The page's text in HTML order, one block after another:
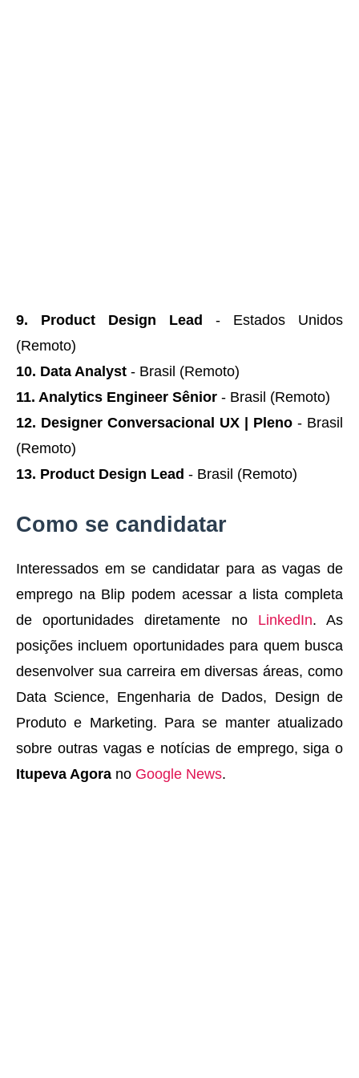
9. Product Design Lead
- Estados Unidos
(Remoto)
10. Data Analyst - Brasil (Remoto)
11. Analytics Engineer Sênior - Brasil (Remoto)
12. Designer Conversacional UX | Pleno - Brasil
(Remoto)
13. Product Design Lead - Brasil (Remoto)
Como se candidatar
Interessados em se candidatar para as vagas de
emprego na Blip podem acessar a lista completa
de oportunidades diretamente no LinkedIn. As
posições incluem oportunidades para quem busca
desenvolver sua carreira em diversas áreas, como
Data Science, Engenharia de Dados, Design de
Produto e Marketing. Para se manter atualizado
sobre outras vagas e notícias de emprego, siga o
Itupeva Agora no Google News.